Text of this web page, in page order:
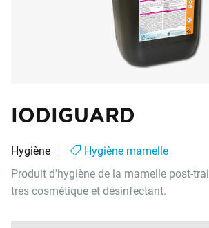
IODIGUARD
Hygiène
Hygiène mamelle
Produit d'hygiène de la mamelle post-
très cosmétique et désinfectant.